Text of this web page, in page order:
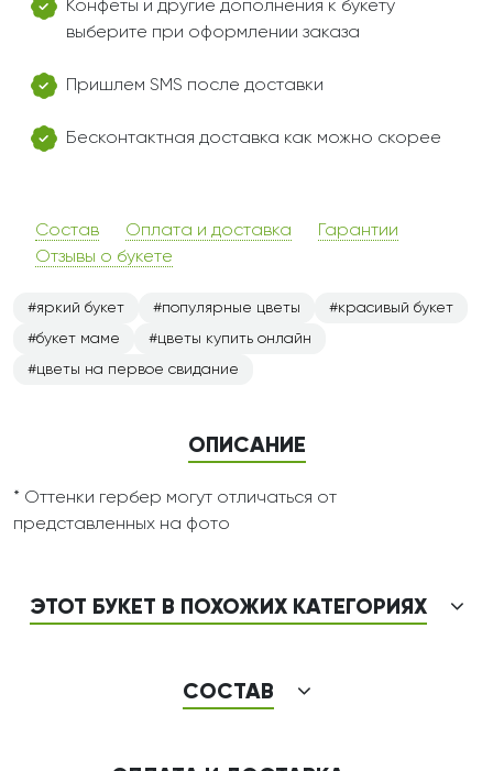
Конфеты и другие дополнения к букету
выберите при оформлении заказа
Пришлем SMS после доставки
Бесконтактная доставка как можно скорее
Состав Оплата и доставка
Гарантии
Отзывы о букете
яркий букет популярные цветы
красивый букет
букет маме
цветы купить онлайн
цветы на первое свидание
ОПИСАНИЕ
* Оттенки гербер могут отличаться от
представленных на фото
ЭТОТ БУКЕТ В ПОХОЖИХ КАТЕГОРИЯХ
СОСТАВ